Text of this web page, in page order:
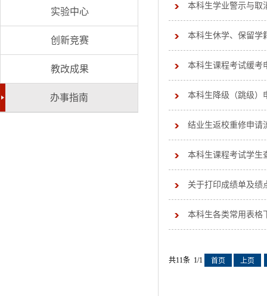
实验中心
创新竞赛
教改成果
办事指南
本科生学业警示与取
本科生休学、保留学
本科生课程考试缓考
本科生降级（跳级）
结业生返校重修申请
本科生课程考试学生
关于打印成绩单及绩
本科生各类常用表格
共11条 1/1 首页 上页